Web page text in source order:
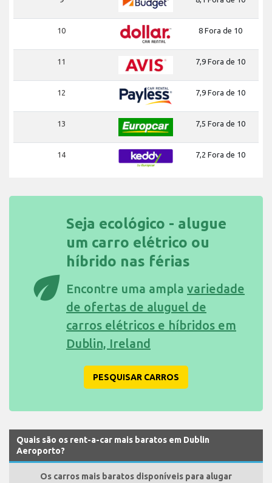
10 8 Fora de 10
11 7,9 Fora de 10
12 7,9 Fora de 10
13 7,5 Fora de 10
14 7,2 Fora de 10
eco
Seja ecológico - alugue
um carro elétrico ou
híbrido nas férias
Encontre uma ampla variedade
de ofertas de aluguel de
carros elétricos e híbridos em
Dublin, Ireland
PESQUISAR CARROS
Quais são os rent-a-car mais baratos em Dublin
Aeroporto?
Os carros mais baratos disponíveis para alugar